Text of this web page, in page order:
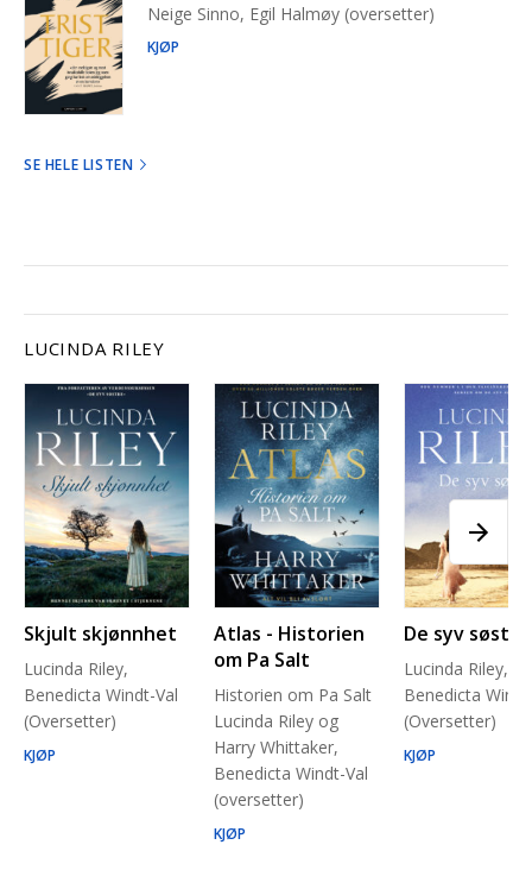
Neige Sinno, Egil Halmøy (oversetter)
KJØP
SE HELE LISTEN
LUCINDA RILEY
Skjult skjønnhet
Lucinda Riley,
Benedicta Windt-Val
(Oversetter)
KJØP
Atlas - Historien
om Pa Salt
Historien om Pa Salt
Lucinda Riley og
Harry Whittaker,
Benedicta Windt-Val
(oversetter)
KJØP
De syv søstre
Lucinda Riley,
Benedicta
(Oversetter)
KJØP